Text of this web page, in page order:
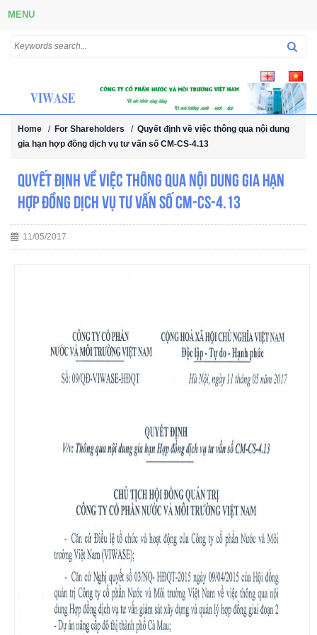
MENU
Home / For Shareholders / Quyết định về việc thông qua nội dung
gia hạn hợp đồng dịch vụ tư vấn số CM-CS-4.13
Quyết định về việc thông qua nội dung gia hạn
hợp đồng dịch vụ tư vấn số CM-CS-4.13
11/05/2017